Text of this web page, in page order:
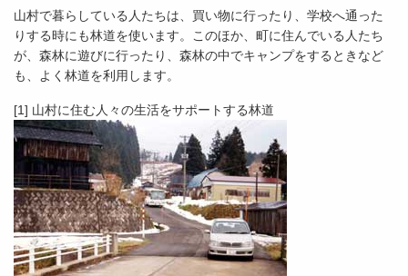
山村で暮らしている人たちは、買い物に行ったり、学校へ通った
りする時にも林道を使います。このほか、町に住んでいる人たち
が、森林に遊びに行ったり、森林の中でキャンプをするときなど
も、よく林道を利用します。
[1] 山村に住む人々の生活をサポートする林道